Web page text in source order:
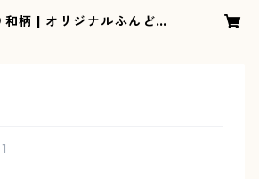
和柄 | オリジナルふんどし